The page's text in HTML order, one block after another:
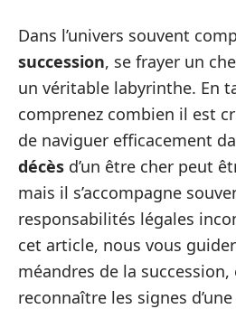
Dans l’univers souvent
succession, se frayer un
un véritable labyrinthe. En
comprenez combien il est
de naviguer efficacement
décès d’un être cher peut
mais il s’accompagne
responsabilités légales
cet article, nous vous
méandres de la
reconnaître les signes